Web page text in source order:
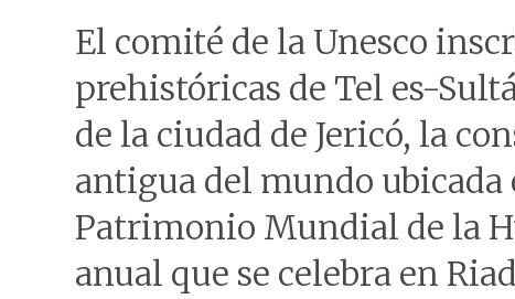
El comité de la Unesco
prehistóricas de Tel es-
de la ciudad de Jericó, la
antigua del mundo ubicada
Patrimonio Mundial de la
anual que se celebra en